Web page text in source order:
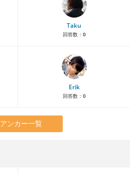
Taku
回答数： 0
Erik
回答数： 0
アンカー一覧